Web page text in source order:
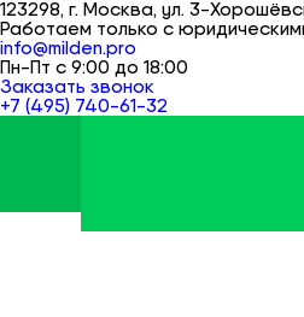
123298, г. Москва, ул. 3-
Работаем только с
info@milden.pro
Пн-Пт с 9:00 до 18:00
Заказать звонок
+7 (495) 740-61-32
Строительные